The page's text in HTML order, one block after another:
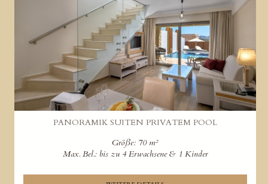
PANORAMIK SUITEN PRIVATEM POOL
Größe: 70 m²
Max. Bel.: bis zu 4 Erwachsene & 1 Kinder